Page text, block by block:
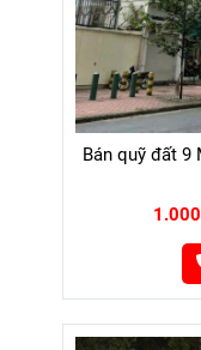
Bán quỹ đất 9